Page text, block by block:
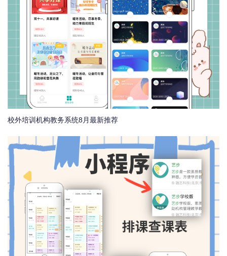
校外培训机构教务系统8月最新推荐